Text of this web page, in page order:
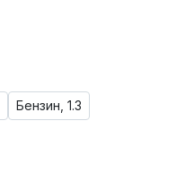
Бензин, 1.3